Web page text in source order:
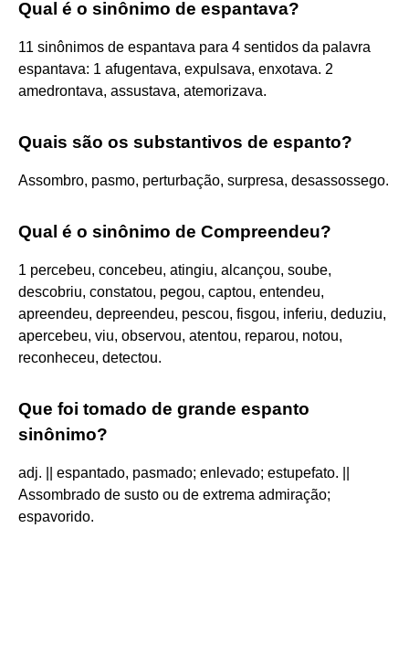
Qual é o sinônimo de espantava?
11 sinônimos de espantava para 4 sentidos da palavra
espantava: 1 afugentava, expulsava, enxotava. 2
amedrontava, assustava, atemorizava.
Quais são os substantivos de espanto?
Assombro, pasmo, perturbação, surpresa, desassossego.
Qual é o sinônimo de Compreendeu?
1 percebeu, concebeu, atingiu, alcançou, soube,
descobriu, constatou, pegou, captou, entendeu,
apreendeu, depreendeu, pescou, fisgou, inferiu, deduziu,
apercebeu, viu, observou, atentou, reparou, notou,
reconheceu, detectou.
Que foi tomado de grande espanto
sinônimo?
adj. || espantado, pasmado; enlevado; estupefato. ||
Assombrado de susto ou de extrema admiração;
espavorido.